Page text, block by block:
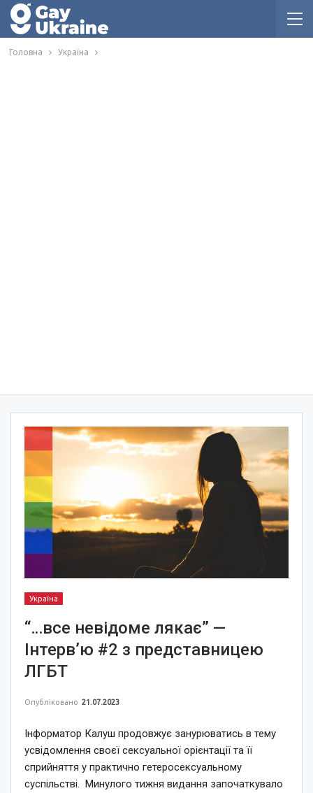
Головна Україна
Україна
“…все невідоме лякає” —
Інтерв’ю #2 з представницею
ЛГБТ
Опубліковано 21.07.2023
Інформатор Калуш продовжує занурюватись в тему
усвідомлення своєї сексуальної орієнтації та її
сприйняття у практично гетеросексуальному
суспільстві. Минулого тижня видання започаткувало